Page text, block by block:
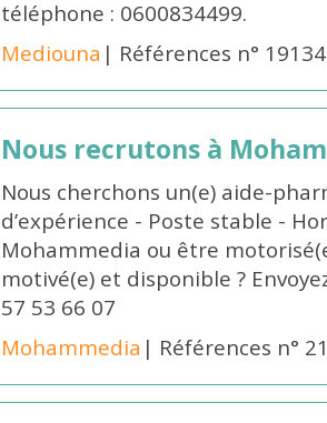
téléphone : 0600834499.
Mediouna | Références n° 19134
Nous recrutons à
Nous cherchons un(e) aide-
d’expérience - Poste stable -
Mohammedia ou être
motivé(e) et disponible ?
57 53 66 07
Mohammedia | Références n°